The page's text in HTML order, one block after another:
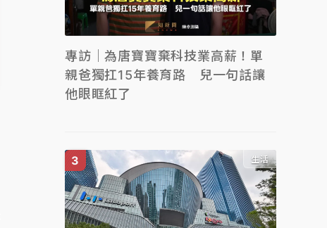
專訪｜為唐寶寶棄科技業高薪！單
親爸獨扛15年養育路 兒一句話讓
他眼眶紅了
生活